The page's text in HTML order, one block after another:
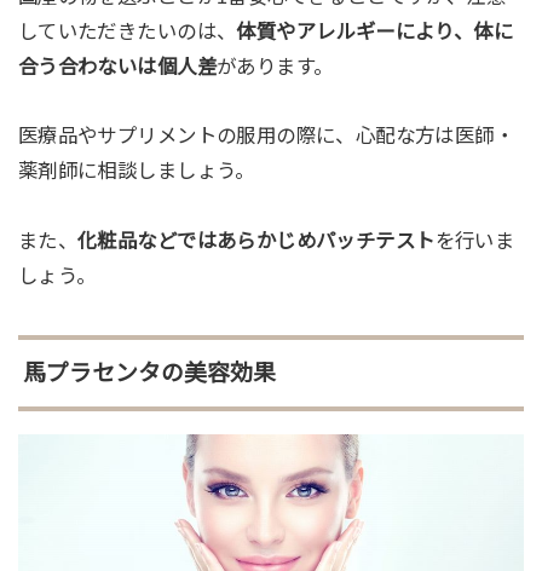
していただきたいのは、体質やアレルギーにより、体に
合う合わないは個人差があります。
医療品やサプリメントの服用の際に、心配な方は医師・
薬剤師に相談しましょう。
また、化粧品などではあらかじめパッチテストを行いま
しょう。
馬プラセンタの美容効果